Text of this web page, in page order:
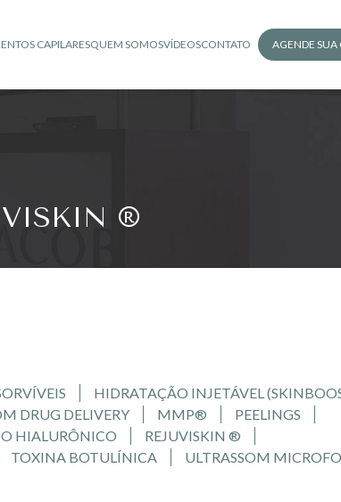
CAPILARESQUEM SOMOSVÍDEOSCONTATO AGENDE SUA
®
HIDRATAÇÃO INJETÁVEL
DRUG DELIVERY MMP®
PEELINGS
HIALURÔNICO
REJUVISKIN ®
TOXINA BOTULÍNICA ULTRASSOM